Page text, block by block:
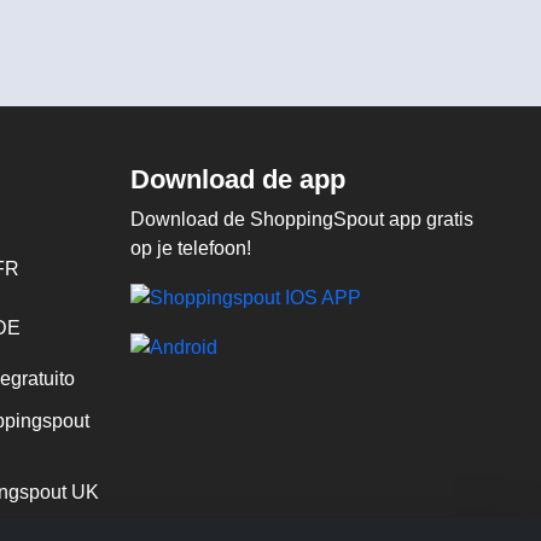
UK
Download de app
Download de ShoppingSpout app gratis
op je telefoon!